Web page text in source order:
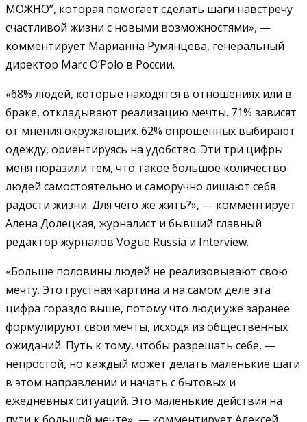
МОЖНО”, которая помогает сделать шаги навстречу
счастливой жизни с новыми возможностями», —
комментирует Марианна Румянцева, генеральный
директор Marc O’Polo в России.
«68% людей, которые находятся в отношениях или в
браке, откладывают реализацию мечты. 71% зависят
от мнения окружающих. 62% опрошенных выбирают
одежду, ориентируясь на удобство. Эти три цифры
меня поразили тем, что такое большое количество
людей самостоятельно и саморучно лишают себя
радости жизни. Для чего же жить?», — комментирует
Алена Долецкая, журналист и бывший главный
редактор журналов Vogue Russia и Interview.
«Больше половины людей не реализовывают свою
мечту. Это грустная картина и на самом деле эта
цифра гораздо выше, потому что люди уже заранее
формулируют свои мечты, исходя из общественных
ожиданий. Путь к тому, чтобы разрешать себе, —
непростой, но каждый может делать маленькие шаги
в этом направлении и начать с бытовых и
ежедневных ситуаций. Это маленькие действия на